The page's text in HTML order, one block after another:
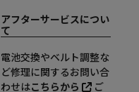
アフターサービスについ
て
電池交換やベルト調整な
ど修理に関するお問い合
わせはこちらから
ご